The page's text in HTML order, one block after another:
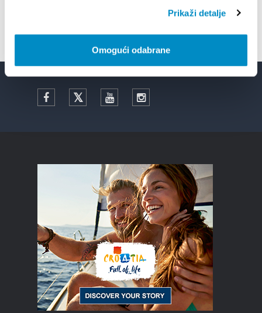
Prikaži detalje
Omogući odabrane
Facebook TwitterYouTubeInstagram